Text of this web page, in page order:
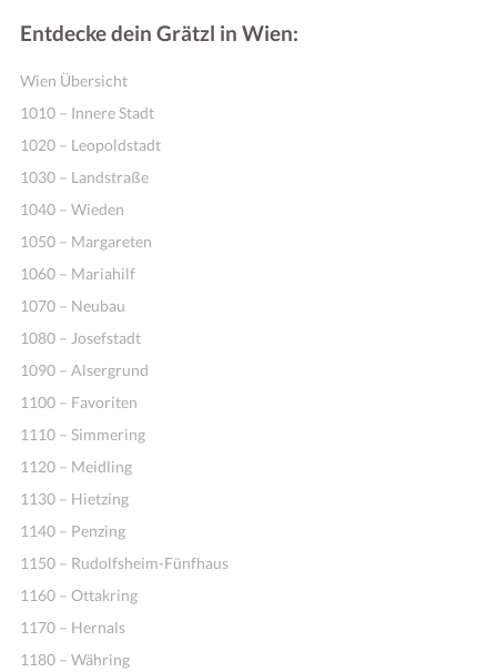
Entdecke dein Grätzl in Wien:
Wien Übersicht
1010 – Innere Stadt
1020 – Leopoldstadt
1030 – Landstraße
1040 – Wieden
1050 – Margareten
1060 – Mariahilf
1070 – Neubau
1080 – Josefstadt
1090 – Alsergrund
1100 – Favoriten
1110 – Simmering
1120 – Meidling
1130 – Hietzing
1140 – Penzing
1150 – Rudolfsheim-Fünfhaus
1160 – Ottakring
1170 – Hernals
1180 – Währing